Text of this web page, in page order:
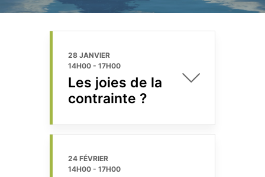
28 JANVIER
14H00 - 17H00
Les joies de la
contrainte ?
24 FÉVRIER
14H00 - 17H00